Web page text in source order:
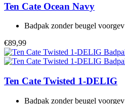
Ten Cate Ocean Navy
Badpak zonder beugel voorgev
€89,99
Ten Cate Twisted 1-DELIG
Badpak zonder beugel voorgev